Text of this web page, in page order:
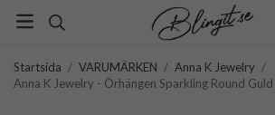
Startsida / VARUMÄRKEN / Anna K Jewelry /
Anna K Jewelry - Örhängen Sparkling Round